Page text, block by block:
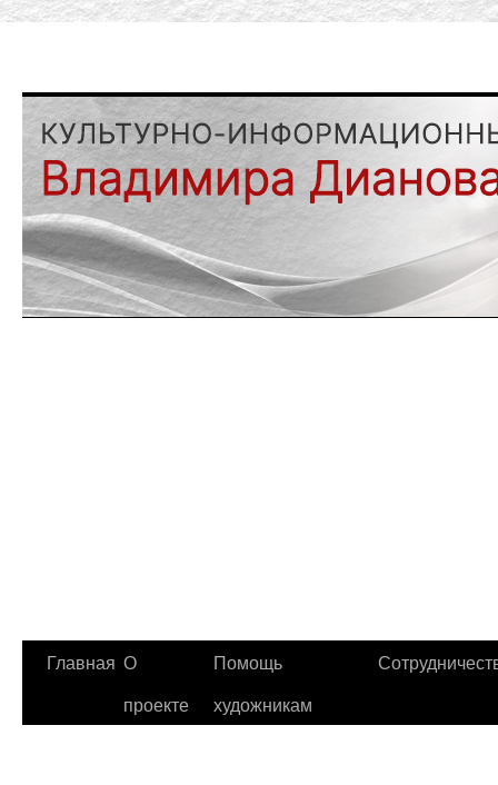
Главная О
проекте
Помощь
художникам